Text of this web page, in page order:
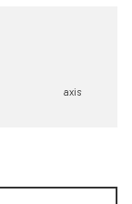
axis